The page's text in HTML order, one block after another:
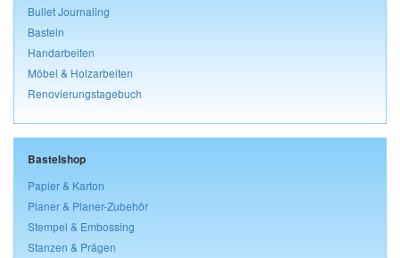
Bullet Journaling
Basteln
Handarbeiten
Möbel & Holzarbeiten
Renovierungstagebuch
Bastelshop
Papier & Karton
Planer & Planer-Zubehör
Stempel & Embossing
Stanzen & Prägen